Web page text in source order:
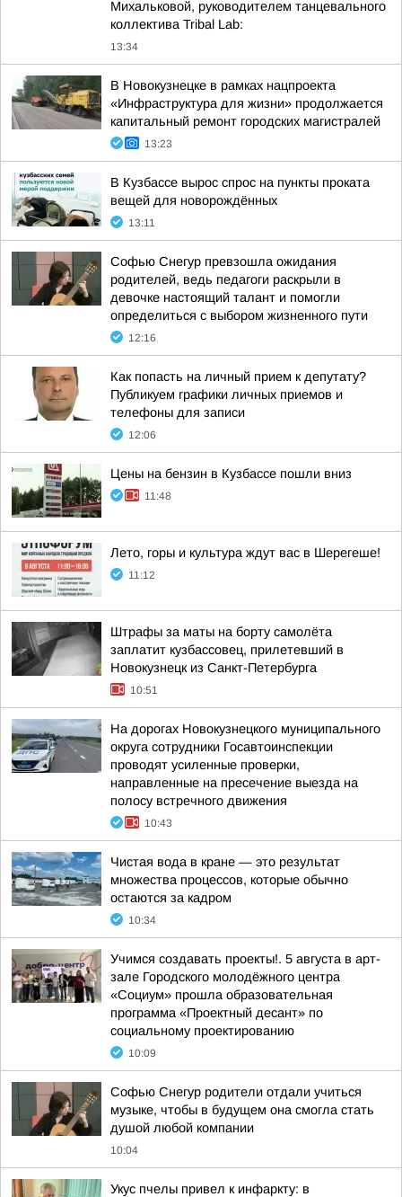
Михальковой, руководителем танцевального
коллектива Tribal Lab:
13:34
В Новокузнецке в рамках нацпроекта
«Инфраструктура для жизни» продолжается
капитальный ремонт городских магистралей
13:23
В Кузбассе вырос спрос на пункты проката
вещей для новорождённых
13:11
Софью Снегур превзошла ожидания
родителей, ведь педагоги раскрыли в
девочке настоящий талант и помогли
определиться с выбором жизненного пути
12:16
Как попасть на личный прием к депутату?
Публикуем графики личных приемов и
телефоны для записи
12:06
Цены на бензин в Кузбассе пошли вниз
11:48
Лето, горы и культура ждут вас в Шерегеше!
11:12
Штрафы за маты на борту самолёта
заплатит кузбассовец, прилетевший в
Новокузнецк из Санкт-Петербурга
10:51
На дорогах Новокузнецкого муниципального
округа сотрудники Госавтоинспекции
проводят усиленные проверки,
направленные на пресечение выезда на
полосу встречного движения
10:43
Чистая вода в кране — это результат
множества процессов, которые обычно
остаются за кадром
10:34
Учимся создавать проекты!. 5 августа в арт-
зале Городского молодёжного центра
«Социум» прошла образовательная
программа «Проектный десант» по
социальному проектированию
10:09
Софью Снегур родители отдали учиться
музыке, чтобы в будущем она смогла стать
душой любой компании
10:04
Укус пчелы привел к инфаркту: в